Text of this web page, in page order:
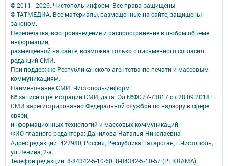
© 2011 - 2026. Чистополь-информ. Все права защищены.
© ТАТМЕДИА. Все материалы, размещенные на сайте, защищены
законом.
Перепечатка, воспроизведение и распространение в любом объеме
информации,
размещенной на сайте, возможна только с письменного согласия
редакций СМИ.
При поддержке Республиканского агентства по печати и массовым
коммуникациям.
Наименование СМИ: Чистополь-информ
№ записи о регистрации СМИ, дата: Эл №ФС77-73817 от 28.09.2018 г.
СМИ зарегистрированно Федеральной службой по надзору в сфере
связи,
информационных технологий и массовых коммуникаций
ФИО главного редактора: Данилова Наталья Николаевна
Адрес редакции: 422980, Россия, Республика Татарстан, г.Чистополь,
ул.Ленина, 2-а.
Телефон редакции: 8-84342-5-10-60; 8-84342-5-10-57 (РЕКЛАМА).